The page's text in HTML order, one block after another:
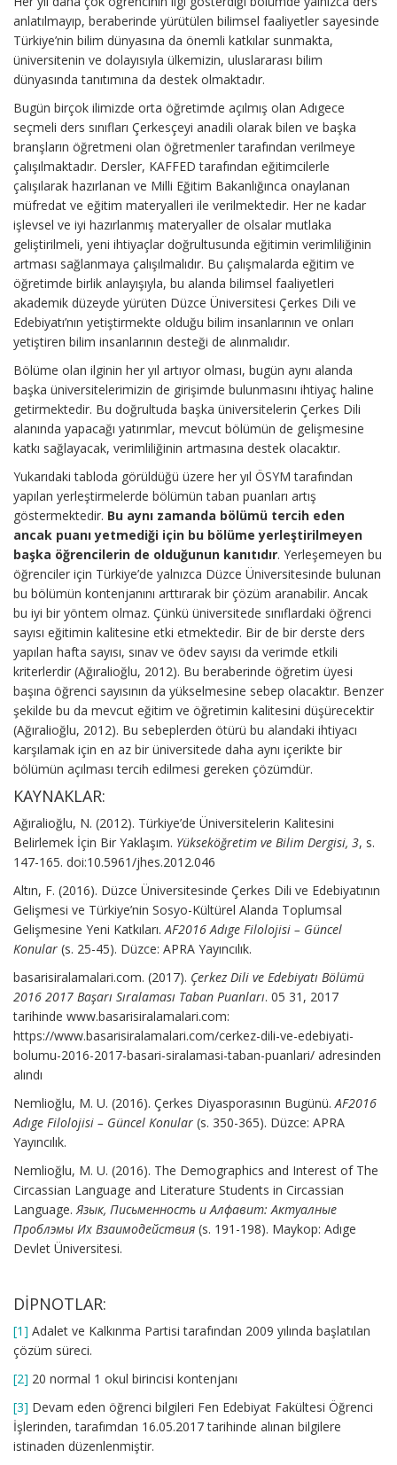
anlatılmayıp, beraberinde yürütülen bilimsel faaliyetler sayesinde
Türkiye’nin bilim dünyasına da önemli katkılar sunmakta,
üniversitenin ve dolayısıyla ülkemizin, uluslararası bilim
dünyasında tanıtımına da destek olmaktadır.
Bugün birçok ilimizde orta öğretimde açılmış olan Adıgece
seçmeli ders sınıfları Çerkesçeyi anadili olarak bilen ve başka
branşların öğretmeni olan öğretmenler tarafından verilmeye
çalışılmaktadır. Dersler, KAFFED tarafından eğitimcilerle
çalışılarak hazırlanan ve Milli Eğitim Bakanlığınca onaylanan
müfredat ve eğitim materyalleri ile verilmektedir. Her ne kadar
işlevsel ve iyi hazırlanmış materyaller de olsalar mutlaka
geliştirilmeli, yeni ihtiyaçlar doğrultusunda eğitimin verimliliğinin
artması sağlanmaya çalışılmalıdır. Bu çalışmalarda eğitim ve
öğretimde birlik anlayışıyla, bu alanda bilimsel faaliyetleri
akademik düzeyde yürüten Düzce Üniversitesi Çerkes Dili ve
Edebiyatı’nın yetiştirmekte olduğu bilim insanlarının ve onları
yetiştiren bilim insanlarının desteği de alınmalıdır.
Bölüme olan ilginin her yıl artıyor olması, bugün aynı alanda
başka üniversitelerimizin de girişimde bulunmasını ihtiyaç haline
getirmektedir. Bu doğrultuda başka üniversitelerin Çerkes Dili
alanında yapacağı yatırımlar, mevcut bölümün de gelişmesine
katkı sağlayacak, verimliliğinin artmasına destek olacaktır.
Yukarıdaki tabloda görüldüğü üzere her yıl ÖSYM tarafından
yapılan yerleştirmelerde bölümün taban puanları artış
göstermektedir. Bu aynı zamanda bölümü tercih eden
ancak puanı yetmediği için bu bölüme yerleştirilmeyen
başka öğrencilerin de olduğunun kanıtıdır. Yerleşemeyen bu
öğrenciler için Türkiye’de yalnızca Düzce Üniversitesinde bulunan
bu bölümün kontenjanını arttırarak bir çözüm aranabilir. Ancak
bu iyi bir yöntem olmaz. Çünkü üniversitede sınıflardaki öğrenci
sayısı eğitimin kalitesine etki etmektedir. Bir de bir derste ders
yapılan hafta sayısı, sınav ve ödev sayısı da verimde etkili
kriterlerdir (Ağıralioğlu, 2012). Bu beraberinde öğretim üyesi
başına öğrenci sayısının da yükselmesine sebep olacaktır. Benzer
şekilde bu da mevcut eğitim ve öğretimin kalitesini düşürecektir
(Ağıralioğlu, 2012). Bu sebeplerden ötürü bu alandaki ihtiyacı
karşılamak için en az bir üniversitede daha aynı içerikte bir
bölümün açılması tercih edilmesi gereken çözümdür.
KAYNAKLAR:
Ağıralioğlu, N. (2012). Türkiye’de Üniversitelerin Kalitesini
Belirlemek İçin Bir Yaklaşım. Yükseköğretim ve Bilim Dergisi, 3, s.
147-165. doi:10.5961/jhes.2012.046
Altın, F. (2016). Düzce Üniversitesinde Çerkes Dili ve Edebiyatının
Gelişmesi ve Türkiye’nin Sosyo-Kültürel Alanda Toplumsal
Gelişmesine Yeni Katkıları.AF2016 Adıge Filolojisi – Güncel
Konular (s. 25-45). Düzce: APRA Yayıncılık.
basarisiralamalari.com. (2017). Çerkez Dili ve Edebiyatı Bölümü
2016 2017 Başarı Sıralaması Taban Puanları. 05 31, 2017
tarihinde www.basarisiralamalari.com:
https://www.basarisiralamalari.com/cerkez-dili-ve-edebiyati-
bolumu-2016-2017-basari-siralamasi-taban-puanlari/ adresinden
alındı
Nemlioğlu, M. U. (2016). Çerkes Diyasporasının Bugünü.AF2016
Adıge Filolojisi – Güncel Konular (s. 350-365). Düzce: APRA
Yayıncılık.
Nemlioğlu, M. U. (2016). The Demographics and Interest of The
Circassian Language and Literature Students in Circassian
Language.Язык, Письменность и Алфавит: Актуалные
Проблэмы Их Взаимодействия (s. 191-198). Maykop: Adıge
Devlet Üniversitesi.
DİPNOTLAR:
[1] Adalet ve Kalkınma Partisi tarafından 2009 yılında başlatılan
çözüm süreci.
[2] 20 normal 1 okul birincisi kontenjanı
[3] Devam eden öğrenci bilgileri Fen Edebiyat Fakültesi Öğrenci
İşlerinden, tarafımdan 16.05.2017 tarihinde alınan bilgilere
istinaden düzenlenmiştir.